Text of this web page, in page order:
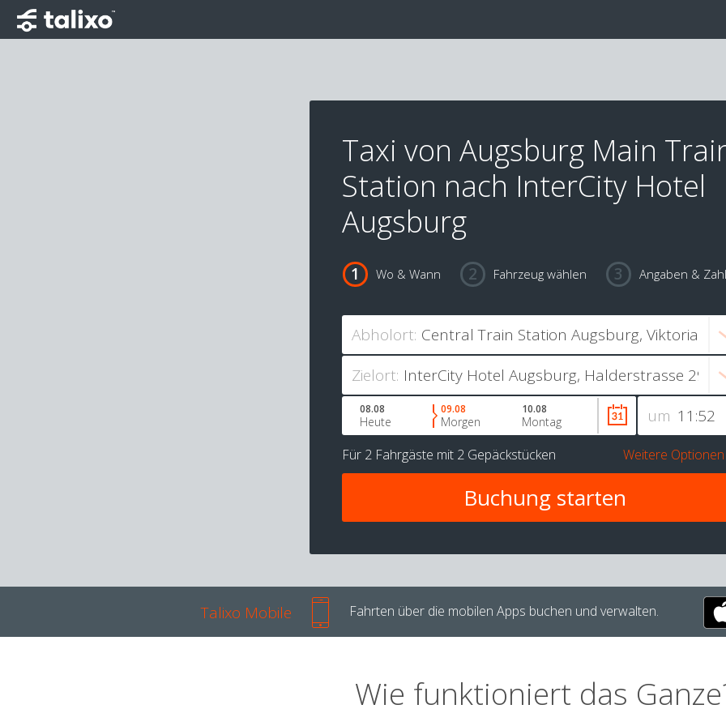
Taxi von Augsburg Main
Station nach InterCity Hotel
Augsburg
Wo & Wann Fahrzeug wählen Angaben &
Abholort:
Zielort:
um
08.08
Heute
09.08
Morgen
10.08
Montag
Für 2 Fahrgäste mit 2 Gepäckstücken Weitere Optionen
Talixo Mobile Fahrten über die mobilen Apps buchen und verwalten.
Wie funktioniert das